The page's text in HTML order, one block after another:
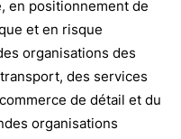
en positionnement de
et en risque
organisations des
des services
de détail et du
organisations